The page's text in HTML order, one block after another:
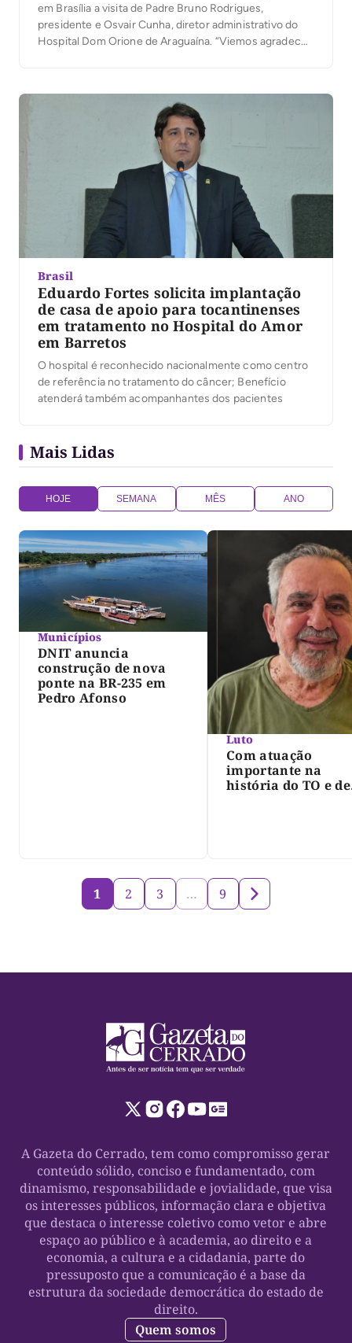
em Brasília a visita de Padre Bruno Rodrigues,
presidente e Osvair Cunha, diretor administrativo do
Hospital Dom Orione de Araguaína. “Viemos agradecer
de emendas do senador. Agradecemos e trouxemos
novas demandas para […]
Brasil
Eduardo Fortes solicita implantação
de casa de apoio para tocantinenses
em tratamento no Hospital do Amor
em Barretos
O hospital é reconhecido nacionalmente como centro
de referência no tratamento do câncer; Benefício
atenderá também acompanhantes dos pacientes
Mais Lidas
HOJE SEMANA MÊS ANO
Municípios
DNIT anuncia
construção de nova
ponte na BR-235 em
Pedro Afonso
Luto
Com atuação
importante na
história do TO e de
1 2 3 … 9
A Gazeta do Cerrado, tem como compromisso gerar
conteúdo sólido, conciso e fundamentado, com
dinamismo, responsabilidade e jovialidade, que visa
os interesses públicos, informação clara e objetiva
que destaca o interesse coletivo como vetor e abre
espaço ao público e à academia, ao direito e a
economia, a cultura e a cidadania, parte do
pressuposto que a comunicação é a base da
estrutura da sociedade democrática do estado de
direito.
Quem somos